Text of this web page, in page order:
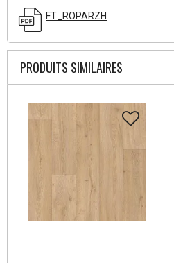
FT_ROPARZH
PRODUITS SIMILAIRES